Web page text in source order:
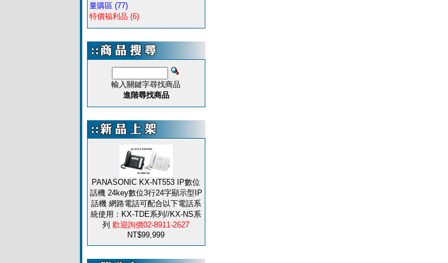
量購區(77)
特價福利品 (6)
輸入關鍵字尋找商品
進階尋找商品
PANASONIC KX-NT553 IP數位
話機 24key數位3行24字顯示型IP
話機 網路電話可配合以下電話系
統使用：KX-TDE系列//KX-NS系
列 歡迎詢價02-8911-2627
NT$99,999